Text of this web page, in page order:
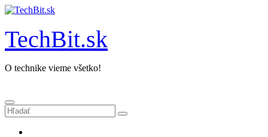
Prejsť
obsah
TechBit.sk
O technike vieme všetko!